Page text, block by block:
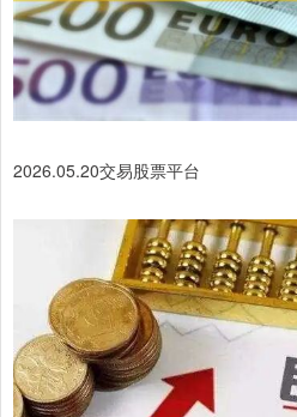
2026.05.20交易股票平台